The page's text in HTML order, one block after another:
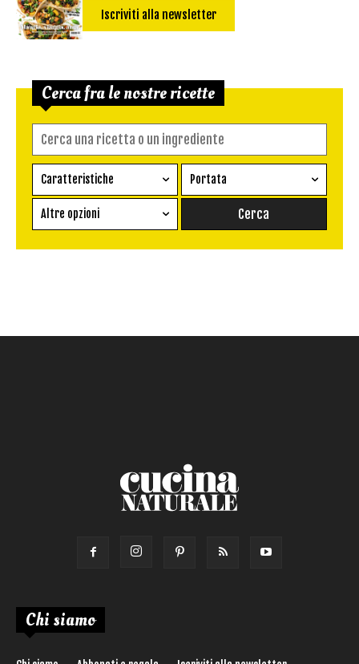
Iscriviti alla newsletter
Cerca fra le nostre ricette
Caratteristiche
Ricetta vegetariana
Senza glutine
Portata
Conserva
Altre opzioni
Chi siamo